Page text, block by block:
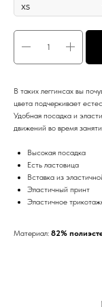
В таких леггинсах вы
цвета подчеркивает
Удобная посадка и
движений во время
Высокая посадка
Есть ластовица
Вставка из
Эластичный принт
Эластичное
Материал: 82%